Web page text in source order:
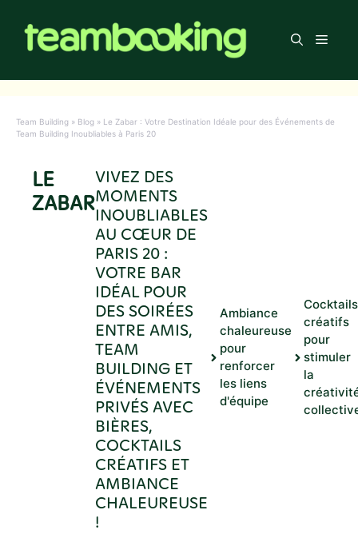
contenu
Menu
Team Building » Blog » Le Zabar : Votre Destination Idéale pour des Événements de
Team Building Inoubliables à Paris 20
LE
ZABAR
VIVEZ DES
MOMENTS
INOUBLIABLES
AU CŒUR DE
PARIS 20 :
VOTRE BAR
IDÉAL POUR
DES SOIRÉES
ENTRE AMIS,
TEAM
BUILDING ET
ÉVÉNEMENTS
PRIVÉS AVEC
BIÈRES,
COCKTAILS
CRÉATIFS ET
AMBIANCE
CHALEUREUSE
!
Ambiance
chaleureuse
pour
renforcer
les liens
d'équipe
Cocktails
créatifs
pour
stimuler
la